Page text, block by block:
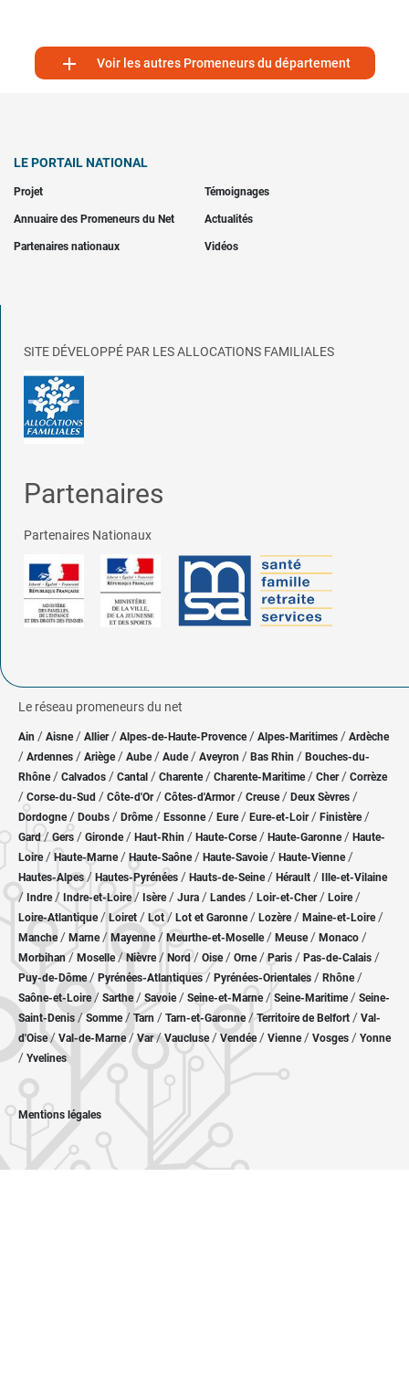
 Voir les autres Promeneurs du département
LE PORTAIL NATIONAL
Projet Témoignages
Annuaire des Promeneurs du Net Actualités
Partenaires nationaux Vidéos
SITE DÉVELOPPÉ PAR LES ALLOCATIONS FAMILIALES
Partenaires
Partenaires Nationaux
Le réseau promeneurs du net
Ain / Aisne/ Allier/ Alpes-de-Haute-Provence / Alpes-Maritimes / Ardèche
/ Ardennes / Ariège/ Aube/ Aude / Aveyron / Bas Rhin / Bouches-du-
Rhône/ Calvados / Cantal / Charente / Charente-Maritime/ Cher / Corrèze
/ Corse-du-Sud / Côte-d'Or / Côtes-d'Armor/ Creuse/ Deux Sèvres /
Dordogne/ Doubs / Drôme/ Essonne / Eure/ Eure-et-Loir / Finistère/
Gard/Gers / Gironde/ Haut-Rhin / Haute-Corse/ Haute-Garonne/ Haute-
Loire/Haute-Marne/ Haute-Saône/ Haute-Savoie/ Haute-Vienne/
Hautes-Alpes/ Hautes-Pyrénées / Hauts-de-Seine/ Hérault / Ille-et-Vilaine
/ Indre/ Indre-et-Loire/ Isère/ Jura / Landes / Loir-et-Cher/ Loire/
Loire-Atlantique/ Loiret / Lot/ Lot et Garonne/ Lozère / Maine-et-Loire/
Manche/ Marne/ Mayenne/ Meurthe-et-Moselle/ Meuse/ Monaco /
Morbihan/ Moselle/ Nièvre / Nord/ Oise / Orne/Paris / Pas-de-Calais /
Puy-de-Dôme/ Pyrénées-Atlantiques / Pyrénées-Orientales / Rhône/
Saône-et-Loire/ Sarthe/ Savoie/ Seine-et-Marne/ Seine-Maritime/ Seine-
Saint-Denis /Somme/ Tarn / Tarn-et-Garonne/Territoire de Belfort / Val-
d'Oise/ Val-de-Marne/Var/Vaucluse/ Vendée/ Vienne/ Vosges / Yonne
/ Yvelines
Mentions légales